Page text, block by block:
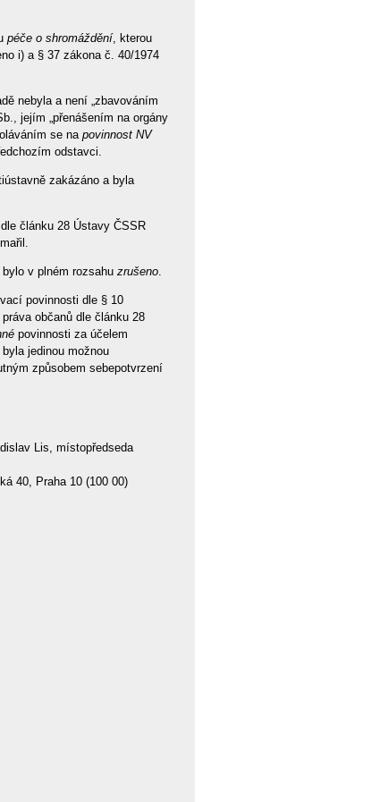
péče o shromáždění, kterou
i) a § 37 zákona č. 40/1974
nebyla a není „zbavováním
jejím „přenášením na orgány
se na povinnost NV
odstavci.
zakázáno a byla
článku 28 Ústavy ČSSR
bylo v plném rozsahu zrušeno
povinnosti dle § 10
občanů dle článku 28
povinnosti za účelem
jedinou možnou
způsobem sebepotvrzení
Lis, místopředseda
40, Praha 10 (100 00)